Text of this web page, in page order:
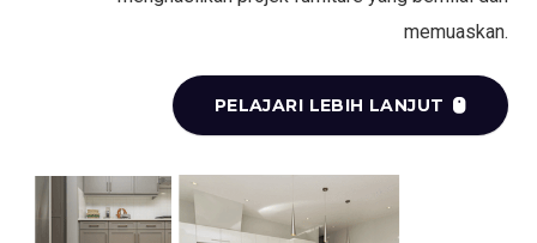
memuaskan.
PELAJARI LEBIH LANJUT